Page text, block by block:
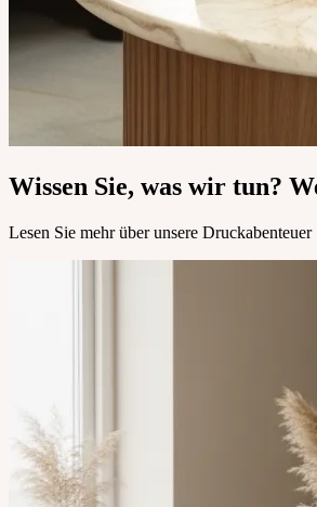
Wissen Sie, was wir tun?
Lesen Sie mehr über unsere Druckabenteuer